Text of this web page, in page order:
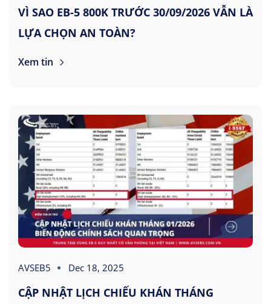
VÌ SAO EB-5 800K TRƯỚC 30/09/2026 VẪN LÀ
LỰA CHỌN AN TOÀN?
Xem tin
AVSEB5 Dec 18, 2025
CẬP NHẬT LỊCH CHIẾU KHÁN THÁNG